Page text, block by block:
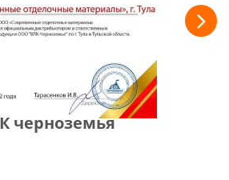
черноземья